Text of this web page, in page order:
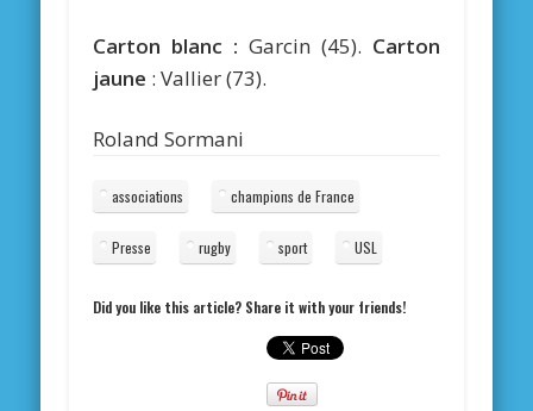
Carton blanc : Garcin (45). Carton
jaune : Vallier (73).
Roland Sormani
associations champions de France
Presse rugby sport USL
Did you like this article? Share it with your friends!